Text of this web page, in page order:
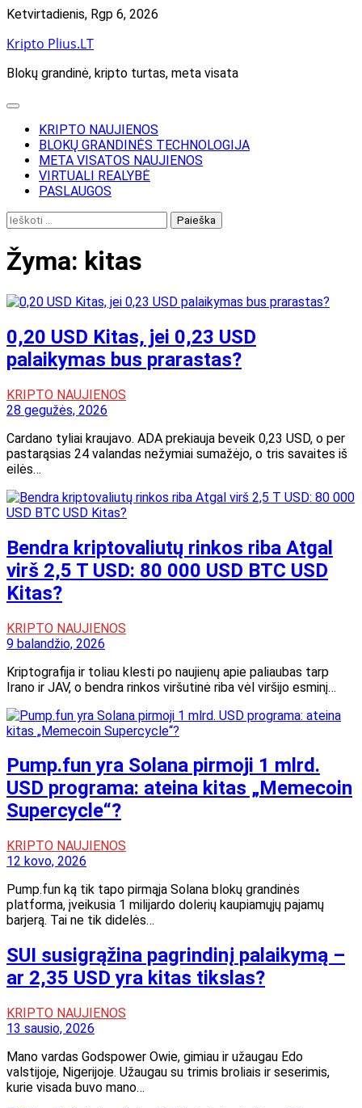
Skip
content
Ketvirtadienis, Rgp 6, 2026
Kripto Plius.LT
Blokų grandinė, kripto turtas, meta visata
KRIPTO NAUJIENOS
BLOKŲ GRANDINĖS TECHNOLOGIJA
META VISATOS NAUJIENOS
VIRTUALI REALYBĖ
PASLAUGOS
Ieškoti:
Žyma: kitas
0,20 USD Kitas, jei 0,23 USD
palaikymas bus prarastas?
KRIPTO NAUJIENOS
28 gegužės, 2026
Cardano tyliai kraujavo. ADA prekiauja beveik 0,23 USD, o per
pastarąsias 24 valandas nežymiai sumažėjo, o tris savaites iš
eilės…
Bendra kriptovaliutų rinkos riba Atgal
virš 2,5 T USD: 80 000 USD BTC USD
Kitas?
KRIPTO NAUJIENOS
9 balandžio, 2026
Kriptografija ir toliau klesti po naujienų apie paliaubas tarp
Irano ir JAV, o bendra rinkos viršutinė riba vėl viršijo esminį…
Pump.fun yra Solana pirmoji 1 mlrd.
USD programa: ateina kitas „Memecoin
Supercycle“?
KRIPTO NAUJIENOS
12 kovo, 2026
Pump.fun ką tik tapo pirmąja Solana blokų grandinės
platforma, įveikusia 1 milijardo dolerių kaupiamųjų pajamų
barjerą. Tai ne tik didelės…
SUI susigrąžina pagrindinį palaikymą –
ar 2,35 USD yra kitas tikslas?
KRIPTO NAUJIENOS
13 sausio, 2026
Mano vardas Godspower Owie, gimiau ir užaugau Edo
valstijoje, Nigerijoje. Užaugau su trimis broliais ir seserimis,
kurie visada buvo mano…